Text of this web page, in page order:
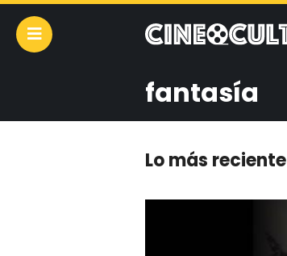
fantasía
Lo más reciente